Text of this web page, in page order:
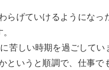
らげていけるようになっ
苦しい時期を過ごして
いうと順調で、仕事で